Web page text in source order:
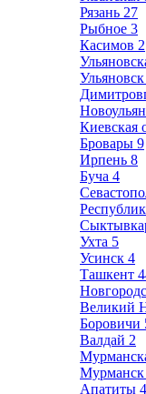
Рязань 27
Рыбное 3
Касимов 2
Ульяновск
Киевская
Бровары 9
Ирпень 8
Буча 4
Ухта 5
Усинск 4
Ташкент
Великий
Боровичи
Валдай 2
Мурманск
Апатиты 4